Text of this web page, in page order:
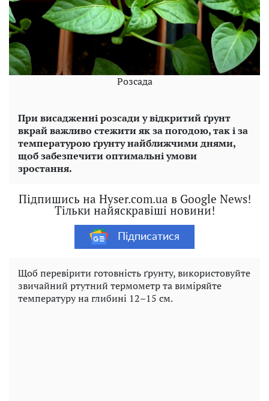
Розсада
При висадженні розсади у відкритий ґрунт
вкрай важливо стежити як за погодою, так і за
температурою ґрунту найближчими днями,
щоб забезпечити оптимальні умови
зростання.
Підпишись на Hyser.com.ua в Google News!
Тільки найяскравіші новини!
Підписатися
Щоб перевірити готовність ґрунту, використовуйте
звичайний ртутний термометр та виміряйте
температуру на глибині 12–15 см.